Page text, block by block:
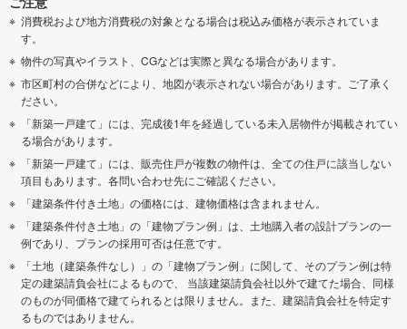
消費税および地方消費税の対象となる場合は税込み価格が表示されていま
す。
物件の写真やイラスト、CGなどは実際と異なる場合があります。
市区町村の合併などにより、地図が表示されない場合があります。ご了承く
ださい。
「新築一戸建て」には、完成後1年を経過している未入居物件が掲載されてい
る場合があります。
「新築一戸建て」には、販売住戸が複数の物件は、全ての住戸に該当しない
項目もあります。各問い合わせ先にご確認ください。
「建築条件付き土地」の価格には、建物価格は含まれません。
「建築条件付き土地」の「建物プラン例」は、土地購入者の設計プランの一
例であり、プランの採用可否は任意です。
「土地（建築条件なし）」の「建物プラン例」に関して、そのプラン例は特
定の建築請負会社によるもので、 当該建築請負会社以外で建てた場合、同様
のものが同価格で建てられるとは限りません。また、建築請負会社を特定す
るものではありません。